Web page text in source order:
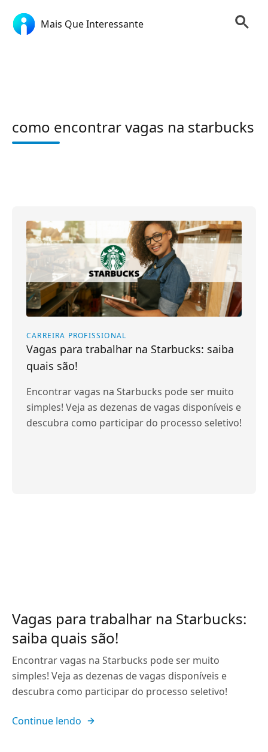
Mais Que Interessante
como encontrar vagas na starbucks
CARREIRA PROFISSIONAL
Vagas para trabalhar na Starbucks: saiba
quais são!
Encontrar vagas na Starbucks pode ser muito
simples! Veja as dezenas de vagas disponíveis e
descubra como participar do processo seletivo!
Vagas para trabalhar na Starbucks:
saiba quais são!
Encontrar vagas na Starbucks pode ser muito
simples! Veja as dezenas de vagas disponíveis e
descubra como participar do processo seletivo!
Continue lendo